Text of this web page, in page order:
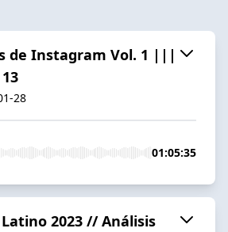
de Instagram Vol. 1 |||
28
01:05:35
2023 // Análisis